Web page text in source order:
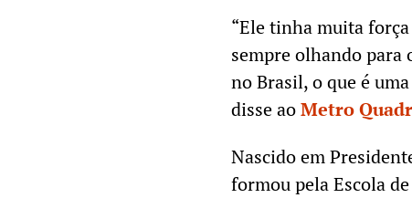
“Ele tinha muita
sempre olhando para
no Brasil, o que é
disse aoMetro
Nascido em
formou pela Escola